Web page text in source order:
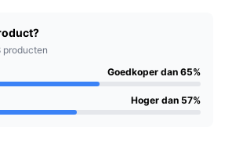
praktische en efficiënte oplossing
t.o.v. alternatieven
Serie 2 BBHF214G bijzonder in
producten
Goedkoper dan 65%
Hoger dan 57%